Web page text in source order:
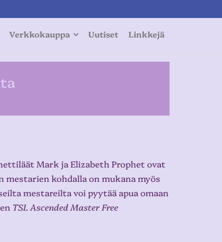
Verkkokauppa Uutiset Linkkejä
Mark ja Elizabeth Prophet ovat
kohdalla on mukana myös
mestareilta voi pyytää apua omaan
TSL Ascended Master Free